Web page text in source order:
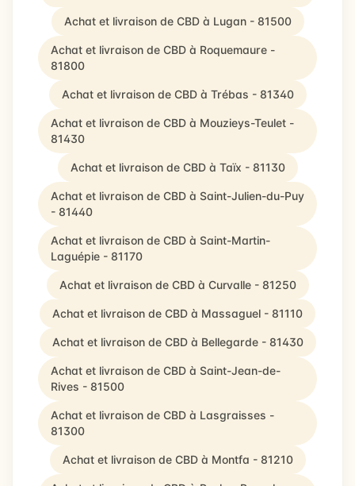
Achat et livraison de CBD à Lugan - 81500
Achat et livraison de CBD à Roquemaure -
81800
Achat et livraison de CBD à Trébas - 81340
Achat et livraison de CBD à Mouzieys-Teulet -
81430
Achat et livraison de CBD à Taïx - 81130
Achat et livraison de CBD à Saint-Julien-du-Puy
- 81440
Achat et livraison de CBD à Saint-Martin-
Laguépie - 81170
Achat et livraison de CBD à Curvalle - 81250
Achat et livraison de CBD à Massaguel - 81110
Achat et livraison de CBD à Bellegarde - 81430
Achat et livraison de CBD à Saint-Jean-de-
Rives - 81500
Achat et livraison de CBD à Lasgraisses -
81300
Achat et livraison de CBD à Montfa - 81210